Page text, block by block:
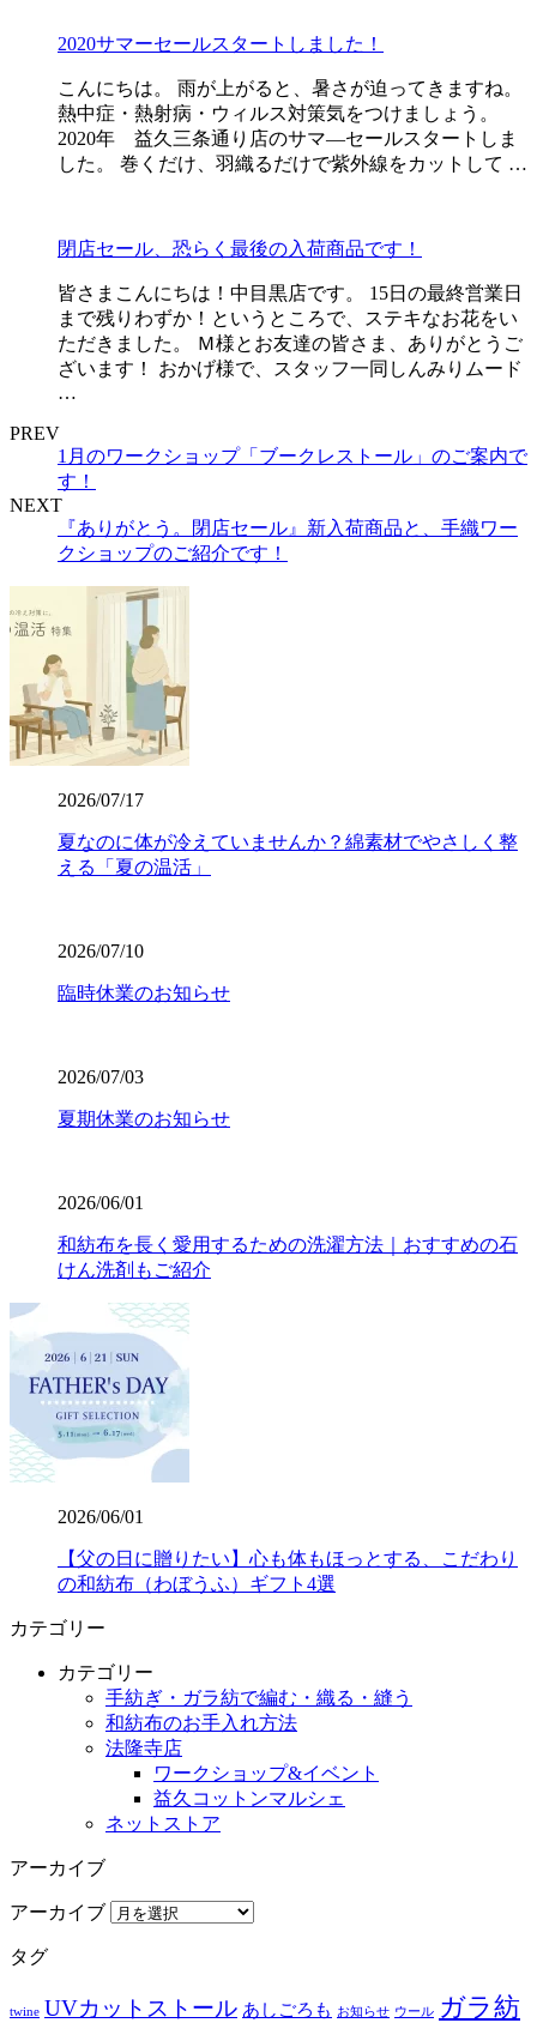
2020サマーセールスタートしました！
こんにちは。 雨が上がると、暑さが迫ってきますね。
熱中症・熱射病・ウィルス対策気をつけましょう。
2020年 益久三条通り店のサマ―セールスタートしま
した。 巻くだけ、羽織るだけで紫外線をカットして …
閉店セール、恐らく最後の入荷商品です！
皆さまこんにちは！中目黒店です。 15日の最終営業日
まで残りわずか！というところで、ステキなお花をい
ただきました。 Ｍ様とお友達の皆さま、ありがとうご
ざいます！ おかげ様で、スタッフ一同しんみりムード
…
PREV
1月のワークショップ「ブークレストール」のご案内で
す！
NEXT
『ありがとう。閉店セール』新入荷商品と、手織ワー
クショップのご紹介です！
2026/07/17
夏なのに体が冷えていませんか？綿素材でやさしく整
える「夏の温活」
2026/07/10
臨時休業のお知らせ
2026/07/03
夏期休業のお知らせ
2026/06/01
和紡布を長く愛用するための洗濯方法｜おすすめの石
けん洗剤もご紹介
2026/06/01
【父の日に贈りたい】心も体もほっとする、こだわり
の和紡布（わぼうふ）ギフト4選
カテゴリー
カテゴリー
手紡ぎ・ガラ紡で編む・織る・縫う
和紡布のお手入れ方法
法隆寺店
ワークショップ&イベント
益久コットンマルシェ
ネットストア
アーカイブ
アーカイブ
タグ
twine UVカットストール あしごろも お知らせ ウール ガラ紡